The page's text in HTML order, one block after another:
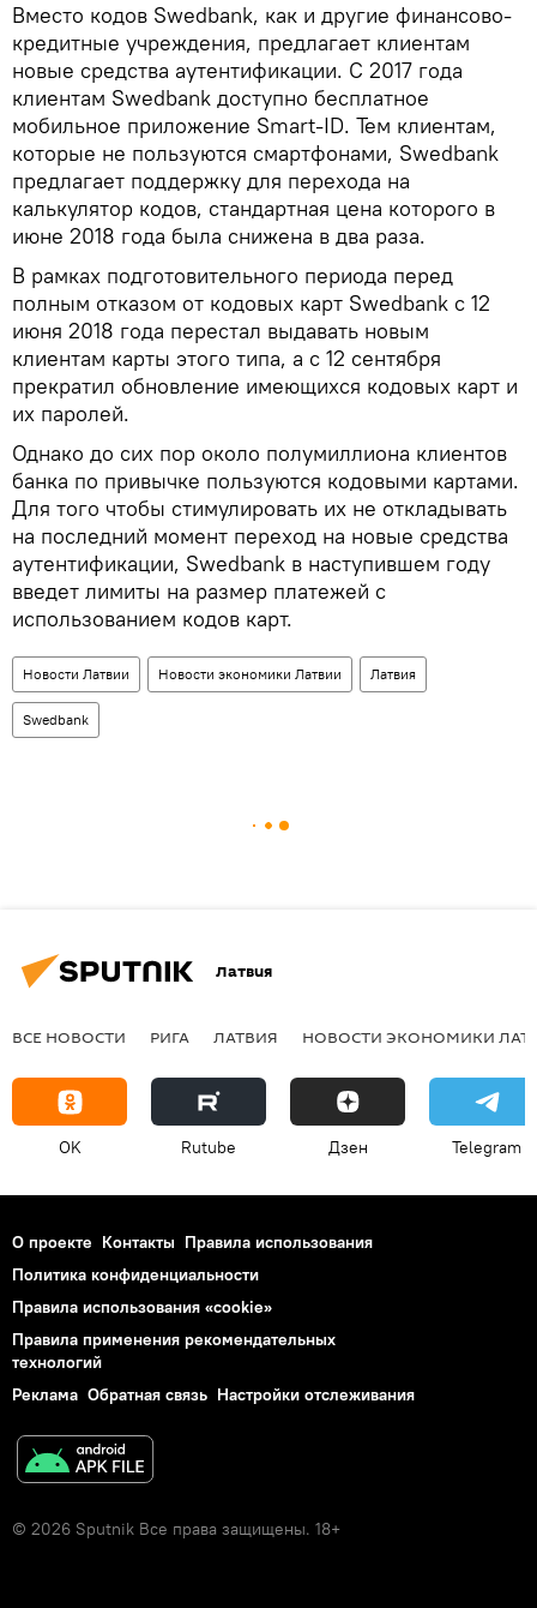
Вместо кодов Swedbank, как и другие финансово-
кредитные учреждения, предлагает клиентам
новые средства аутентификации. С 2017 года
клиентам Swedbank доступно бесплатное
мобильное приложение Smart-ID. Тем клиентам,
которые не пользуются смартфонами, Swedbank
предлагает поддержку для перехода на
калькулятор кодов, стандартная цена которого в
июне 2018 года была снижена в два раза.
В рамках подготовительного периода перед
полным отказом от кодовых карт Swedbank с 12
июня 2018 года перестал выдавать новым
клиентам карты этого типа, а с 12 сентября
прекратил обновление имеющихся кодовых карт и
их паролей.
Однако до сих пор около полумиллиона клиентов
банка по привычке пользуются кодовыми картами.
Для того чтобы стимулировать их не откладывать
на последний момент переход на новые средства
аутентификации, Swedbank в наступившем году
введет лимиты на размер платежей с
использованием кодов карт.
Новости Латвии Новости экономики Латвии Латвия
Swedbank
Латвия
ВСЕ НОВОСТИ РИГА ЛАТВИЯ НОВОСТИ ЭКОНОМИКИ
OK Rutube Дзен Telegram
О проекте Контакты Правила использования
Политика конфиденциальности
Правила использования «cookie»
Правила применения рекомендательных
технологий
Реклама Обратная связь Настройки отслеживания
© 2026 Sputnik Все права защищены. 18+